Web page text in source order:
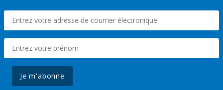
Je m'abonne